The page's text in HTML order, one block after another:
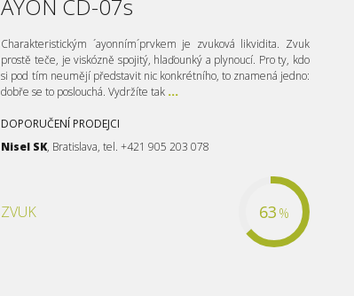
AYON CD-07s
Charakteristickým ´ayonním´prvkem je zvuková likvidita. Zvuk
prostě teče, je viskózně spojitý, hlaďounký a plynoucí. Pro ty, kdo
si pod tím neumějí představit nic konkrétního, to znamená jedno:
dobře se to poslouchá. Vydržíte tak ...
DOPORUČENÍ PRODEJCI
Nisel SK, Bratislava, tel. +421 905 203 078
ZVUK 63 %